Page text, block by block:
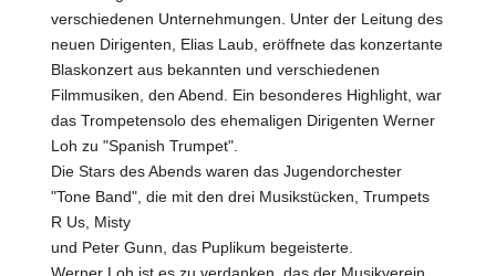
verschiedenen Unternehmungen. Unter der Leitung des
neuen Dirigenten, Elias Laub, eröffnete das konzertante
Blaskonzert aus bekannten und verschiedenen
Filmmusiken, den Abend. Ein besonderes Highlight, war
das Trompetensolo des ehemaligen Dirigenten Werner
Loh zu "Spanish Trumpet".
Die Stars des Abends waren das Jugendorchester
"Tone Band", die mit den drei Musikstücken, Trumpets
R Us, Misty
und Peter Gunn, das Puplikum begeisterte.